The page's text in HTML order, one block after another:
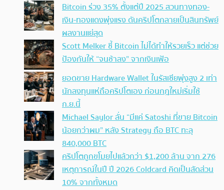
Bitcoin ร่วง 35% ตั้งแต่ปี 2025 สวนทางทอง-
เงิน-ทองแดงพุ่งแรง ดันคริปโตกลายเป็นสินทรัพย์
ผลงานแย่สุด
Scott Melker ชี้ Bitcoin ไม่ได้ทำให้รวยเร็ว แต่ช่วย
ป้องกันให้ “จนช้าลง” จากเงินเฟ้อ
ยอดขาย Hardware Wallet ในรัสเซียพุ่งสูง 2 เท่า
นักลงทุนแห่ถือคริปโตเอง ก่อนกฎใหม่เริ่มใช้
ก.ย.นี้
Michael Saylor ลั่น “มีแค่ Satoshi ที่ขาย Bitcoin
น้อยกว่าผม” หลัง Strategy ถือ BTC ทะลุ
840,000 BTC
คริปโตถูกขโมยไปแล้วกว่า $1,200 ล้าน จาก 276
เหตุการณ์ในปี ปี 2026 Coldcard คิดเป็นสัดส่วน
10% จากทั้งหมด